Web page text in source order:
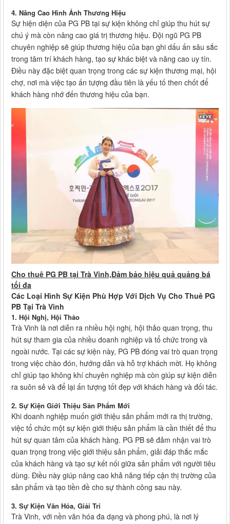
4. Nâng Cao Hình Ảnh Thương Hiệu
Sự hiện diện của PG PB tại sự kiện không chỉ giúp thu hút sự
chú ý mà còn nâng cao giá trị thương hiệu. Đội ngũ PG PB
chuyên nghiệp sẽ giúp thương hiệu của bạn ghi dấu ấn sâu sắc
trong tâm trí khách hàng, tạo sự khác biệt và nâng cao uy tín.
Điều này đặc biệt quan trọng trong các sự kiện thương mại, hội
chợ, nơi mà việc tạo ấn tượng đầu tiên là yếu tố then chốt để
khách hàng nhớ đến thương hiệu của bạn.
Cho thuê PG PB tại Trà Vinh,Đảm bảo hiệu quả quảng bá
tối đa
Các Loại Hình Sự Kiện Phù Hợp Với Dịch Vụ Cho Thuê PG
PB Tại Trà Vinh
1. Hội Nghị, Hội Thảo
Trà Vinh là nơi diễn ra nhiều hội nghị, hội thảo quan trọng, thu
hút sự tham gia của nhiều doanh nghiệp và tổ chức trong và
ngoài nước. Tại các sự kiện này, PG PB đóng vai trò quan trọng
trong việc chào đón, hướng dẫn và hỗ trợ khách mời. Họ không
chỉ giúp tạo không khí chuyên nghiệp mà còn giúp sự kiện diễn
ra suôn sẻ và để lại ấn tượng tốt đẹp với khách hàng và đối tác.
2. Sự Kiện Giới Thiệu Sản Phẩm Mới
Khi doanh nghiệp muốn giới thiệu sản phẩm mới ra thị trường,
việc tổ chức một sự kiện giới thiệu sản phẩm là cần thiết để thu
hút sự quan tâm của khách hàng. PG PB sẽ đảm nhận vai trò
quan trọng trong việc giới thiệu sản phẩm, giải đáp thắc mắc
của khách hàng và tạo sự kết nối giữa sản phẩm với người tiêu
dùng. Điều này giúp nâng cao khả năng tiếp cận thị trường của
sản phẩm và tạo tiền đề cho sự thành công sau này.
3. Sự Kiện Văn Hóa, Giải Trí
Trà Vinh, với nền văn hóa đa dạng và phong phú, là nơi lý